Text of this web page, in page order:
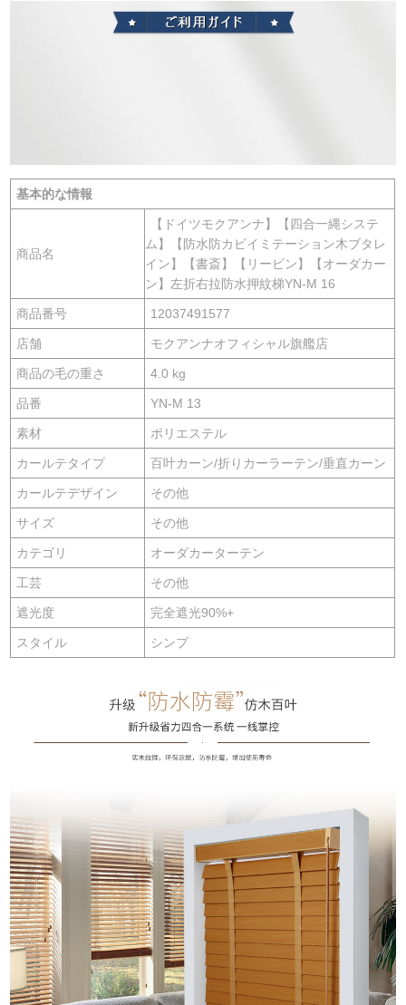
基本的な情報
商品名
【ドイツモクアンナ】【四合一縄システ
ム】【防水防カビイミテーション木ブタレ
イン】【書斎】【リービン】【オーダカー
ン】左折右拉防水押紋梯YN-M 16
商品番号 12037491577
店舗 モクアンナオフィシャル旗艦店
商品の毛の重さ 4.0 kg
品番 YN-M 13
素材 ポリエステル
カールテタイプ 百叶カーン/折りカーラーテン/垂直カーン
カールテデザイン その他
サイズ その他
カテゴリ オーダカーターテン
工芸 その他
遮光度 完全遮光90%+
スタイル シンプ